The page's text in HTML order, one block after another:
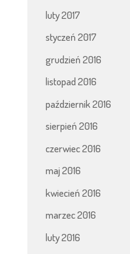
luty 2017
styczeń 2017
grudzień 2016
listopad 2016
październik 2016
sierpień 2016
czerwiec 2016
maj 2016
kwiecień 2016
marzec 2016
luty 2016